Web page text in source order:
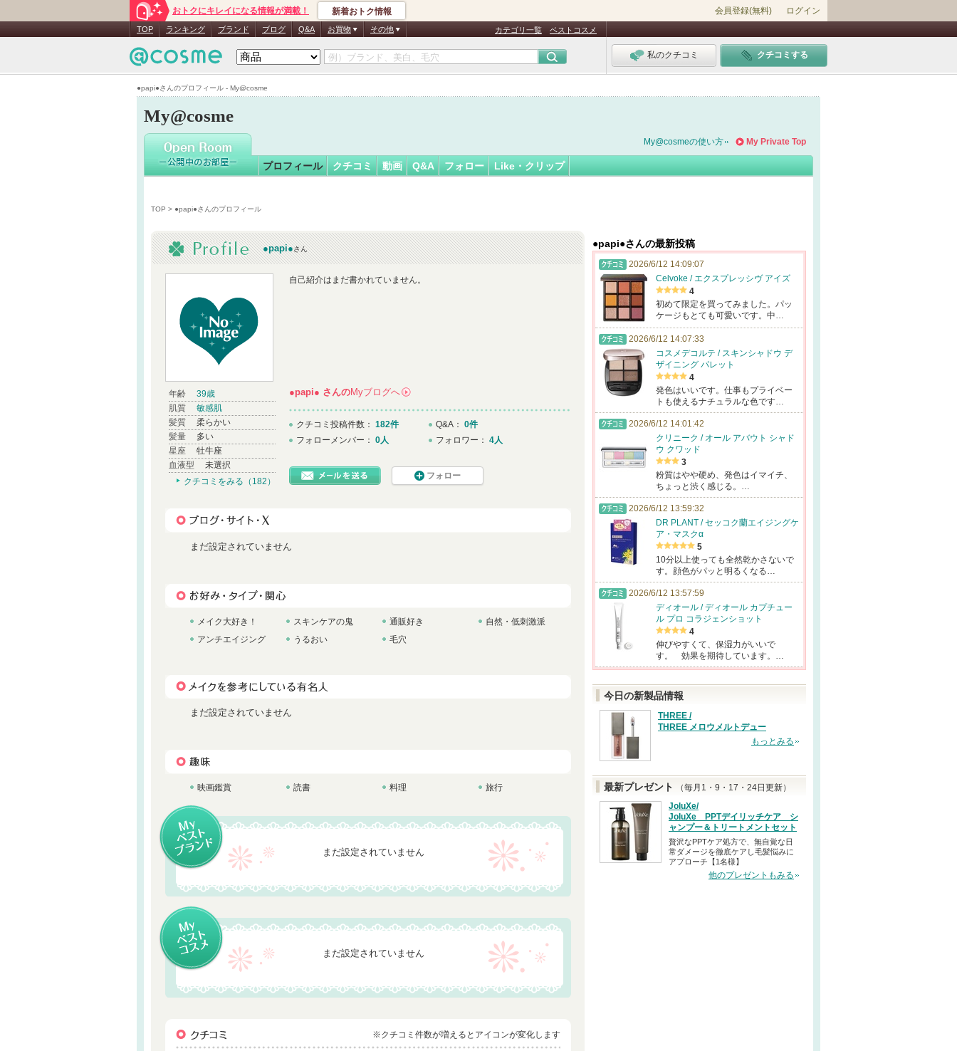
●papi●さんのプロフィール - My@cosme
おトクにキレイになる情報が満載！ 新着おトク情報 会員登録(無料) ログイン
TOP ランキング ブランド ブログ Q&A お買物 その他 カテゴリ一覧 ベストコスメ
私のクチコミ クチコミする
My@cosme
●papi●さん
My Private Top
My@cosmeの使い方
プロフィール クチコミ 動画 Q&A フォロー Like・クリップ
TOP > ●papi●さんのプロフィール
●papi●さん
年齢
39歳
肌質
敏感肌
髪質
柔らかい
髪量
多い
星座
牡牛座
血液型
未選択
クチコミをみる（182）
自己紹介はまだ書かれていません。
●papi● さんのMyブログへ
クチコミ投稿件数： 182件
フォローメンバー： 0人
Q&A： 0件
フォロワー： 4人
フォロー
まだ設定されていません
メイク大好き！ スキンケアの鬼 通販好き
自然・低刺激派
アンチエイジング
うるおい 毛穴
まだ設定されていません
映画鑑賞 読書 料理 旅行
まだ設定されていません
まだ設定されていません
※クチコミ件数が増えるとアイコンが変化します
●papi●さんの最新投稿
2026/6/12 14:09:07
Celvoke / エクスプレッシヴ アイズ
4
初めて限定を買ってみました。パッ
ケージもとても可愛いです。中…
2026/6/12 14:07:33
コスメデコルテ / スキンシャドウ デ
ザイニング パレット
4
発色はいいです。仕事もプライベー
トも使えるナチュラルな色です…
2026/6/12 14:01:42
クリニーク / オール アバウト シャド
ウ クワッド
3
粉質はやや硬め、発色はイマイチ、
ちょっと渋く感じる。…
2026/6/12 13:59:32
DR PLANT / セッコク蘭エイジングケ
ア・マスクα
5
10分以上使っても全然乾かさないで
す。顔色がパッと明るくなる…
2026/6/12 13:57:59
ディオール / ディオール カプチュー
ル プロ コラジェンショット
4
伸びやすくて、保湿力がいいで
す。 効果を期待しています。…
今日の新製品情報
THREE /
THREE メロウメルトデュー
もっとみる
最新プレゼント
（毎月1・9・17・24日更新）
JoluXe/
JoluXe PPTデイリッチケア シ
ャンプー＆トリートメントセット
贅沢なPPTケア処方で、無自覚な日
常ダメージを徹底ケアし毛髪悩みに
アプローチ【1名様】
他のプレゼントもみる